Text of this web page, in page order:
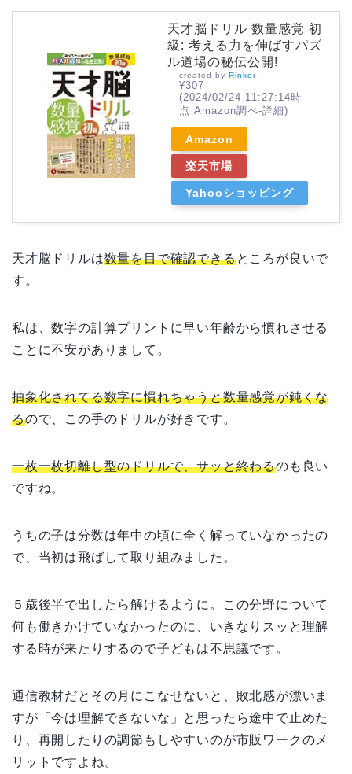
天才脳ドリル 数量感覚 初
級: 考える力を伸ばすパズ
ル道場の秘伝公開!
created by Rinker
¥307
(2024/02/24 11:27:14時
点 Amazon調べ-詳細)
Amazon
楽天市場
Yahooショッピング
天才脳ドリルは数量を目で確認できるところが良いで
す。
私は、数字の計算プリントに早い年齢から慣れさせる
ことに不安がありまして。
抽象化されてる数字に慣れちゃうと数量感覚が鈍くな
るので、この手のドリルが好きです。
一枚一枚切離し型のドリルで、サッと終わるのも良い
ですね。
うちの子は分数は年中の頃に全く解っていなかったの
で、当初は飛ばして取り組みました。
５歳後半で出したら解けるように。この分野について
何も働きかけていなかったのに、いきなりスッと理解
する時が来たりするので子どもは不思議です。
通信教材だとその月にこなせないと、敗北感が漂いま
すが「今は理解できないな」と思ったら途中で止めた
り、再開したりの調節もしやすいのが市販ワークのメ
リットですよね。